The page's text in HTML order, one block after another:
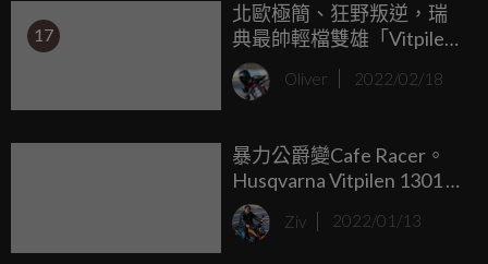
車殼設計，形成Husqvarna獨有的特殊品味；好看的設計當然
也不能缺乏顏色的襯托，正因如此，Husqvarna 近期便為
Svartpilen/Vitpilen 250系列，推出更具質感的全新配色。
17
北歐極簡、狂野叛逆，瑞
典最帥輕檔雙雄「Vitpilen /
Svartpilen 401」 2022年式
新色發表
Oliver 2022/02/18
暴力公爵變Cafe Racer。
Husqvarna Vitpilen 1301 間
諜照曝光！
Ziv 2022/01/13